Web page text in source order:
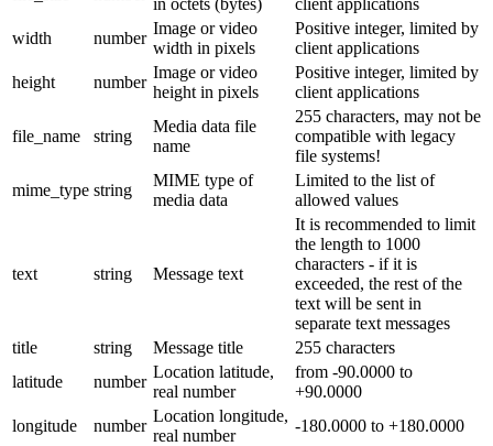
in octets (bytes)
client applications
width
number
Image or video
width in pixels
Positive integer, limited by
client applications
height
number
Image or video
height in pixels
Positive integer, limited by
client applications
file_name string
Media data file
name
255 characters, may not be
compatible with legacy
file systems!
mime_type string
MIME type of
media data
Limited to the list of
allowed values
text string Message text
It is recommended to limit
the length to 1000
characters - if it is
exceeded, the rest of the
text will be sent in
separate text messages
title
string Message title
255 characters
latitude
number
Location latitude,
real number
from -90.0000 to
+90.0000
longitude
number
Location longitude,
real number
-180.0000 to +180.0000